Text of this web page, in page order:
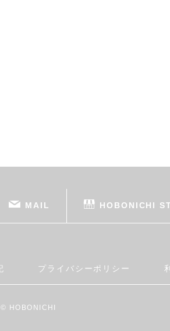
MAIL HOBONICHI
プライバシーポリシー
© HOBONICHI